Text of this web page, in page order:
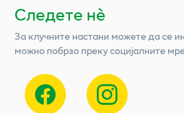
Следете нѐ
За клучните настани можете да се
можно побрзо преку социјалните